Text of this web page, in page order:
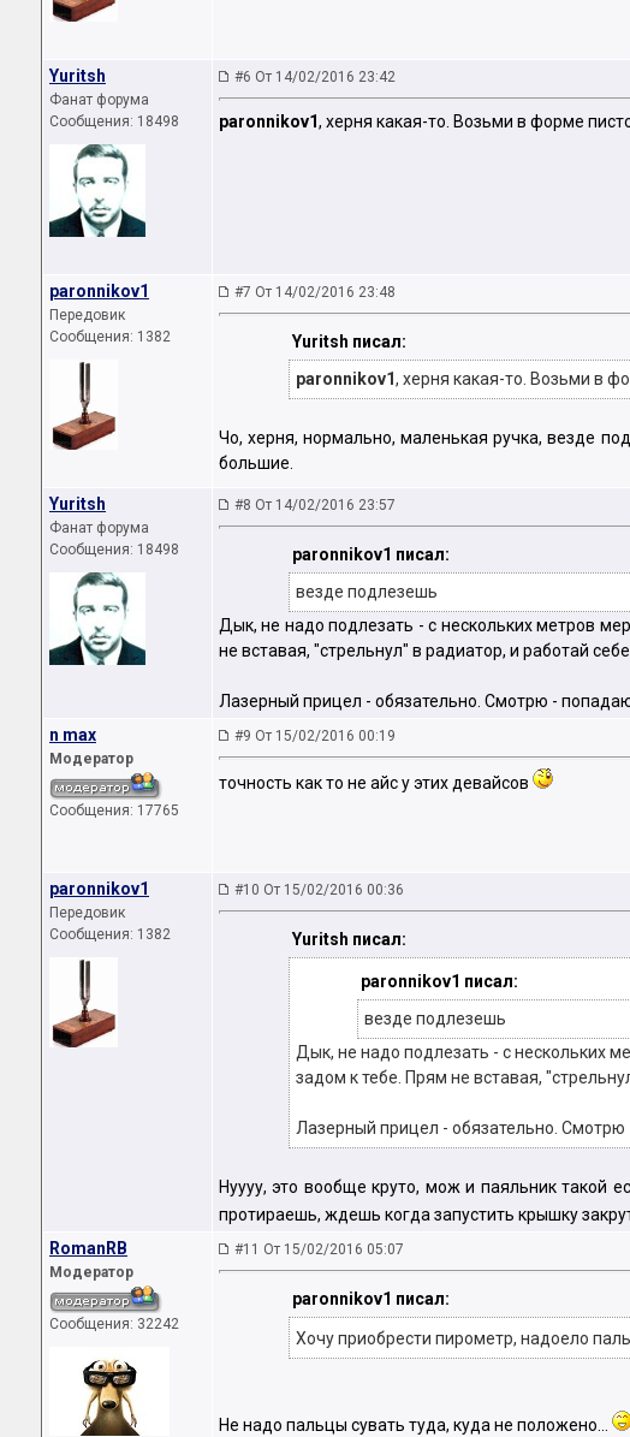
Yuritsh
Фанат форума
Сообщения: 18498
#6 От 14/02/2016 23:42
paronnikov1, херня какая-то. Возьми в форме
paronnikov1
Передовик
Сообщения: 1382
#7 От 14/02/2016 23:48
Yuritsh писал:
paronnikov1, херня какая-то. Возьми в
Чо, херня, нормально, маленькая ручка, везде
большие.
Yuritsh
Фанат форума
Сообщения: 18498
#8 От 14/02/2016 23:57
paronnikov1 писал:
везде подлезешь
Дык, не надо подлезать - с нескольких метров
не вставая, "стрельнул" в радиатор, и работай
Лазерный прицел - обязательно. Смотрю -
n max
Модератор
Сообщения: 17765
#9 От 15/02/2016 00:19
точность как то не айс у этих девайсов
paronnikov1
Передовик
Сообщения: 1382
#10 От 15/02/2016 00:36
Yuritsh писал:
paronnikov1 писал:
везде подлезешь
Дык, не надо подлезать - с нескольких
задом к тебе. Прям не вставая,
Лазерный прицел - обязательно. Смотрю
Нуууу, это вообще круто, мож и паяльник такой
протираешь, ждешь когда запустить крышку
RomanRB
Модератор
Сообщения: 32242
#11 От 15/02/2016 05:07
paronnikov1 писал:
Хочу приобрести пирометр, надоело
Не надо пальцы сувать туда, куда не положено...